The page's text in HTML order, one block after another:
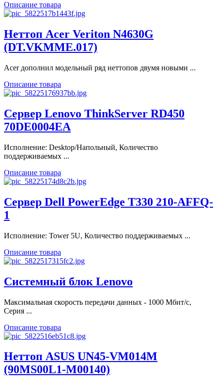
Описание товара
Неттоп Acer Veriton N4630G
(DT.VKMME.017)
Acer дополнил модельный ряд неттопов двумя новыми ...
Описание товара
Сервер Lenovo ThinkServer RD450
70DE0004EA
Исполнение: Desktop/Напольный, Количество
поддерживаемых ...
Описание товара
Сервер Dell PowerEdge T330 210-AFFQ-
1
Исполнение: Tower 5U, Количество поддерживаемых ...
Описание товара
Системный блок Lenovo
Максимальная скорость передачи данных - 1000 Мбит/с,
Серия ...
Описание товара
Неттоп ASUS UN45-VM014M
(90MS00L1-M00140)